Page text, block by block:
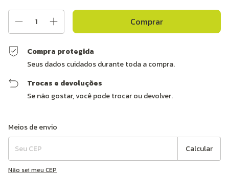
Compra protegida
Seus dados cuidados durante toda a compra.
Trocas e devoluções
Se não gostar, você pode trocar ou devolver.
Entregas para o CEP:
Meios de envio
Calcular
Não sei meu CEP